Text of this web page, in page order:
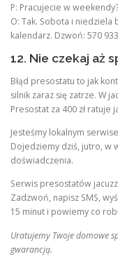
P: Pracujecie w
O: Tak. Sobota i niedziela
kalendarz. Dzwoń: 570
12. Nie czekaj aż
Błąd presostatu to jak
silnik zaraz się zatrze. W
Presostat za 400 zł ratuje
Jesteśmy lokalnym
Dojedziemy dziś, jutro, w
doświadczenia.
Serwis presostatów
Zadzwoń, napisz SMS,
15 minut i powiemy co
Uratujemy Twoje domowe
gwarancją.